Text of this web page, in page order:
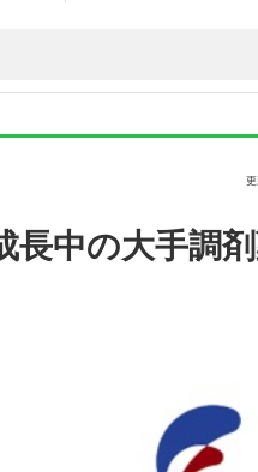
長中の大手調